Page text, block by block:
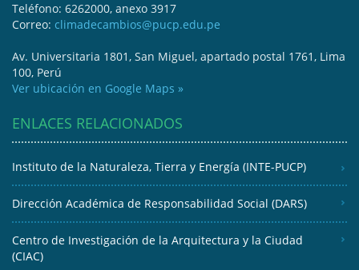
Teléfono: 6262000, anexo 3917
Correo: climadecambios@pucp.edu.pe
Av. Universitaria 1801, San Miguel, apartado postal 1761, Lima
100, Perú
Ver ubicación en Google Maps »
ENLACES RELACIONADOS
Instituto de la Naturaleza, Tierra y Energía (INTE-PUCP)
Dirección Académica de Responsabilidad Social (DARS)
Centro de Investigación de la Arquitectura y la Ciudad
(CIAC)